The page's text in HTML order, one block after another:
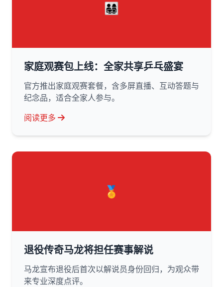
👨‍👩‍👧‍👦
家庭观赛包上线：全家共享乒乓盛宴
官方推出家庭观赛套餐，含多屏直播、互动答题与
纪念品，适合全家人参与。
阅读更多
🏅
退役传奇马龙将担任赛事解说
马龙宣布退役后首次以解说员身份回归，为观众带
来专业深度点评。